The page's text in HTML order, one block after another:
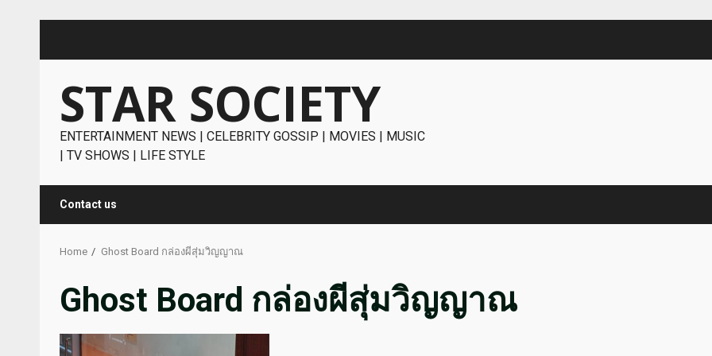
STAR SOCIETY
ENTERTAINMENT NEWS | CELEBRITY GOSSIP | MOVIES | MUSIC
| TV SHOWS | LIFE STYLE
Contact us
Home Ghost Board กล่องผีสุ่มวิญญาณ
Ghost Board กล่องผีสุ่มวิญญาณ